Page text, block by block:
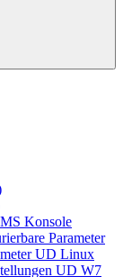
Konsole
Parameter
UD Linux
UD W7